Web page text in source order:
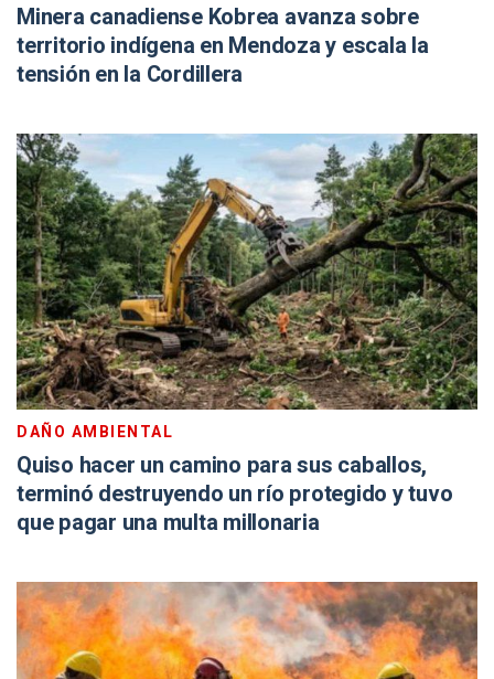
Minera canadiense Kobrea avanza sobre
territorio indígena en Mendoza y escala la
tensión en la Cordillera
DAÑO AMBIENTAL
Quiso hacer un camino para sus caballos,
terminó destruyendo un río protegido y tuvo
que pagar una multa millonaria